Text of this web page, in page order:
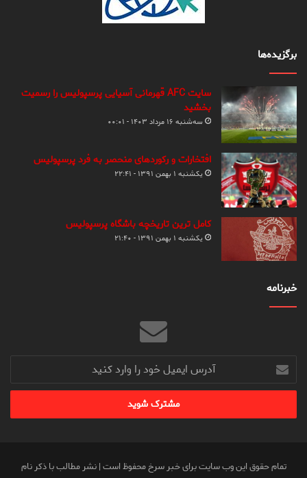
برگزیده‌ها
سایت AFC قهرمانی آسیایی پرسپولیس را رسمیت
بخشید
سه‌شنبه ۱۶ مرداد ۱۴۰۳ - ۰۰:۰۱
افتخارات و رکوردهای منحصر به فرد پرسپولیس
یکشنبه ۱ بهمن ۱۳۹۱ - ۲۲:۴۱
کامل ترین تاریخچه باشگاه پرسپولیس
یکشنبه ۱ بهمن ۱۳۹۱ - ۲۱:۴۰
خبرنامه
آدرس
ایمیل
خود
وارد
تمام حقوق این وب سایت برای خبر سرخ محفوظ است | نشر مطالب با ذکر نام